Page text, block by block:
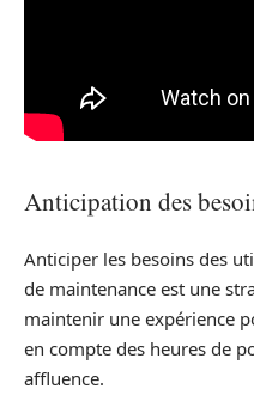
Anticipation des
Anticiper les besoins des
de maintenance est une
maintenir une expérience
en compte des heures de
affluence.